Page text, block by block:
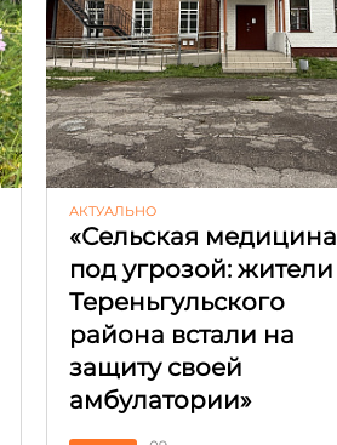
АКТУАЛЬНО
«Сельская медицина
под угрозой: жители
Тереньгульского
района встали на
защиту своей
амбулатории»